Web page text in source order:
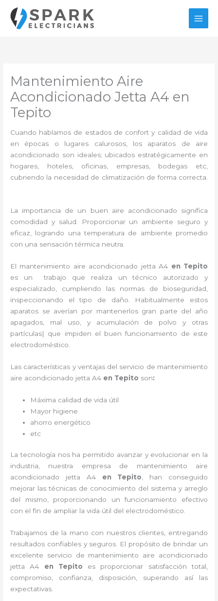
contenido
Mantenimiento Aire
Acondicionado Jetta A4 en
Tepito
Cuando hablamos de estados de confort y calidad de vida
en épocas o lugares calurosos, los aparatos de aire
acondicionado son ideales; ubicados estratégicamente en
hogares, hoteles, oficinas, empresas, bodegas etc,
cubriendo la necesidad de climatización de forma correcta.
La importancia de un buen aire acondicionado significa
comodidad y salud. Proporcionar un ambiente seguro y
eficaz, logrando una temperatura de ambiente promedio
con una sensación térmica neutra.
El mantenimiento aire acondicionado jetta A4 en Tepito
es un
trabajo que realiza un técnico autorizado y
especializado, cumpliendo las normas de bioseguridad,
inspeccionando el tipo de daño. Habitualmente estos
aparatos se averían por mantenerlos gran parte del año
apagados, mal uso, y acumulación de polvo y otras
partículas| que impiden el buen funcionamiento de este
electrodoméstico.
Las características y ventajas del servicio de mantenimiento
aire acondicionado jetta A4 en Tepito son:
Máxima calidad de vida útil
Mayor higiene
ahorro energético
etc
La tecnología nos ha permitido avanzar y evolucionar en la
industria, nuestra empresa de mantenimiento aire
acondicionado jetta A4en Tepito, han conseguido
mejorar las técnicas de conocimiento del sistema y arreglo
del mismo, proporcionando un funcionamiento efectivo
con el fin de ampliar la vida útil del electrodoméstico.
Trabajamos de la mano con nuestros clientes, entregando
resultados confiables y seguros. El propósito de brindar un
excelente servicio de mantenimiento aire acondicionado
jetta A4 en Tepito
es proporcionar satisfacción total,
compromiso, confianza, disposición, superando así las
expectativas.